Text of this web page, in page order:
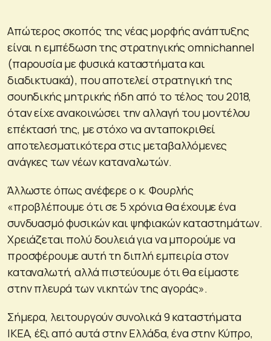
Απώτερος σκοπός της νέας μορφής ανάπτυξης
είναι η εμπέδωση της στρατηγικής omnichannel
(παρουσία με φυσικά καταστήματα και
διαδικτυακά), που αποτελεί στρατηγική της
σουηδικής μητρικής ήδη από το τέλος του 2018,
όταν είχε ανακοινώσει την αλλαγή του μοντέλου
επέκτασή της, με στόχο να ανταποκριθεί
αποτελεσματικότερα στις μεταβαλλόμενες
ανάγκες των νέων καταναλωτών.
Άλλωστε όπως ανέφερε ο κ. Φουρλής
«προβλέπουμε ότι σε 5 χρόνια θα έχουμε ένα
συνδυασμό φυσικών και ψηφιακών καταστημάτων.
Χρειάζεται πολύ δουλειά για να μπορούμε να
προσφέρουμε αυτή τη διπλή εμπειρία στον
καταναλωτή, αλλά πιστεύουμε ότι θα είμαστε
στην πλευρά των νικητών της αγοράς».
Σήμερα, λειτουργούν συνολικά 9 καταστήματα
ΙΚΕΑ, έξι από αυτά στην Ελλάδα, ένα στην Κύπρο,